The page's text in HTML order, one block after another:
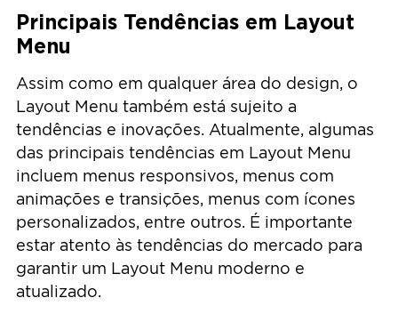
Principais Tendências em Layout
Menu
Assim como em qualquer área do design, o
Layout Menu também está sujeito a
tendências e inovações. Atualmente, algumas
das principais tendências em Layout Menu
incluem menus responsivos, menus com
animações e transições, menus com ícones
personalizados, entre outros. É importante
estar atento às tendências do mercado para
garantir um Layout Menu moderno e
atualizado.